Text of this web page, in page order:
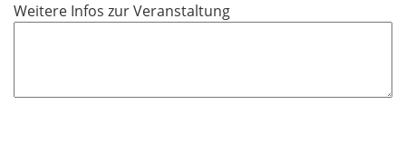
Weitere Infos zur Veranstaltung